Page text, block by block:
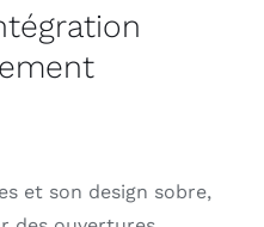
et son design sobre,